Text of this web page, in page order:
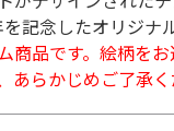
記念したオリジナ
商品です。絵柄をお
あらかじめご了承く